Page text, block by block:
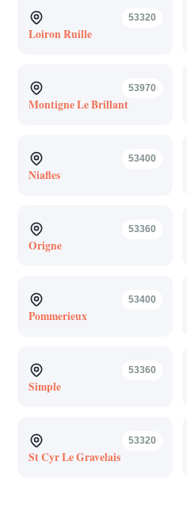
53320
Loiron Ruille
53970
Montigne Le Brillant
53400
Niafles
53360
Origne
53400
Pommerieux
53360
Simple
53320
St Cyr Le Gravelais